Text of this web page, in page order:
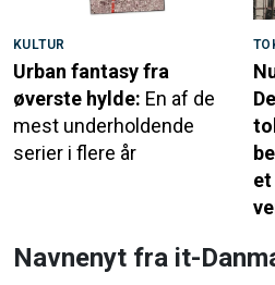
KULTUR
Urban fantasy fra
øverste hylde: En af de
mest underholdende
serier i flere år
Navnenyt fra it-